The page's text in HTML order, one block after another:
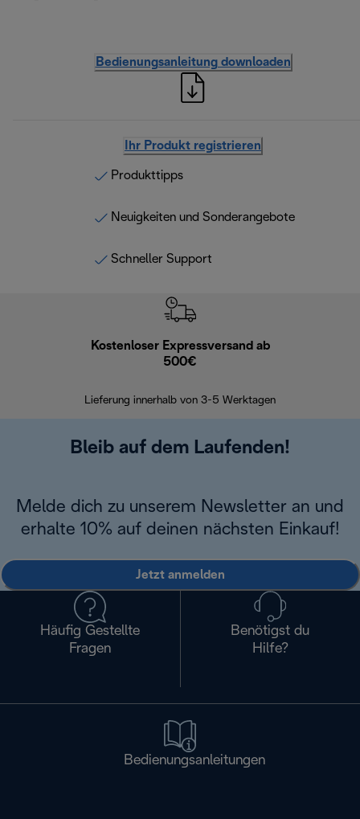
Bedienungsanleitung downloaden
Ihr Produkt registrieren
Produkttipps
Neuigkeiten und Sonderangebote
Schneller Support
Kostenloser Expressversand ab
500€
Lieferung innerhalb von 3-5 Werktagen
Bleib auf dem Laufenden!
Melde dich zu unserem Newsletter an und
erhalte 10% auf deinen nächsten Einkauf!
Jetzt anmelden
Häufig Gestellte
Fragen
Benötigst du
Hilfe?
Bedienungsanleitungen